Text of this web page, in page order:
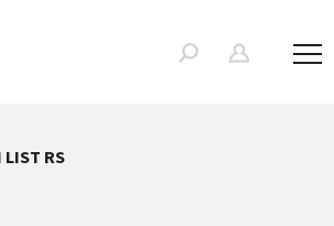
LIST RS